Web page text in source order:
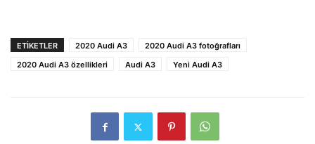
ETIKETLER 2020 Audi A3
2020 Audi A3 fotoğrafları
2020 Audi A3 özellikleri
Audi A3 Yeni Audi A3